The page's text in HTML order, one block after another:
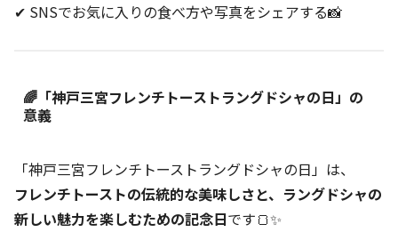
✔ SNSでお気に入りの食べ方や写真をシェアする📸
🌈「神戸三宮フレンチトーストラングドシャの日」の
意義
「神戸三宮フレンチトーストラングドシャの日」は、
フレンチトーストの伝統的な美味しさと、ラングドシャの
新しい魅力を楽しむための記念日です🍞✨